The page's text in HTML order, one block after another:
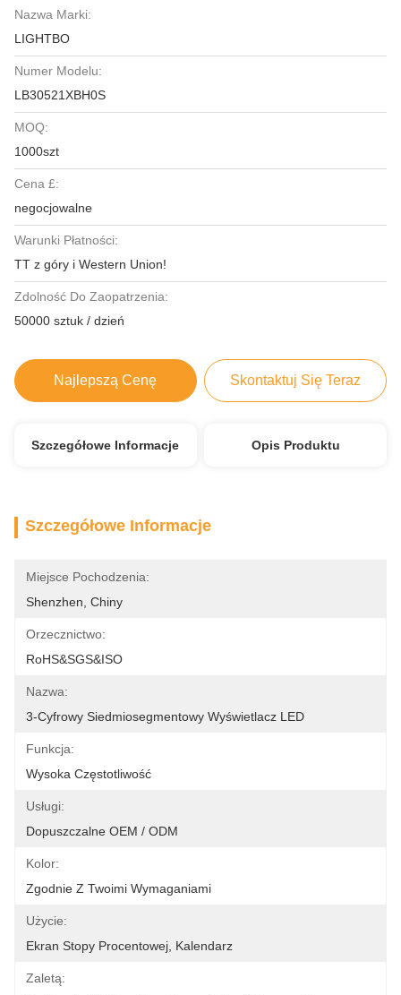
Nazwa Marki:
LIGHTBO
Numer Modelu:
LB30521XBH0S
MOQ:
1000szt
Cena £:
negocjowalne
Warunki Płatności:
TT z góry i Western Union!
Zdolność Do Zaopatrzenia:
50000 sztuk / dzień
Najlepszą Cenę Skontaktuj Się Teraz
Szczegółowe Informacje Opis Produktu
Szczegółowe Informacje
Miejsce Pochodzenia:
Shenzhen, Chiny
Orzecznictwo:
RoHS&SGS&ISO
Nazwa:
3-Cyfrowy Siedmiosegmentowy Wyświetlacz LED
Funkcja:
Wysoka Częstotliwość
Usługi:
Dopuszczalne OEM / ODM
Kolor:
Zgodnie Z Twoimi Wymaganiami
Użycie:
Ekran Stopy Procentowej, Kalendarz
Zaletą: